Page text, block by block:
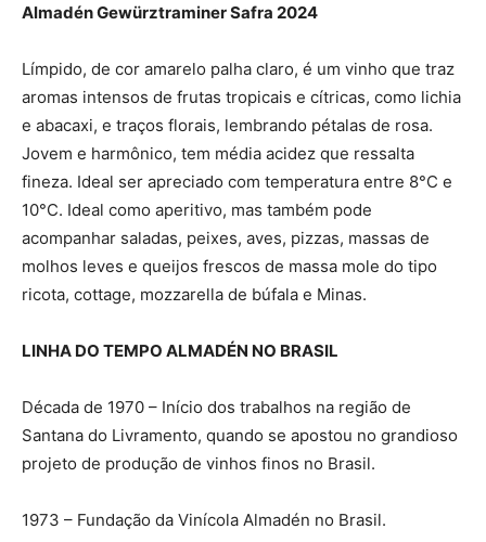
Almadén Gewürztraminer Safra 2024
Límpido, de cor amarelo palha claro, é um vinho que traz
aromas intensos de frutas tropicais e cítricas, como lichia
e abacaxi, e traços florais, lembrando pétalas de rosa.
Jovem e harmônico, tem média acidez que ressalta
fineza. Ideal ser apreciado com temperatura entre 8°C e
10°C. Ideal como aperitivo, mas também pode
acompanhar saladas, peixes, aves, pizzas, massas de
molhos leves e queijos frescos de massa mole do tipo
ricota, cottage, mozzarella de búfala e Minas.
LINHA DO TEMPO ALMADÉN NO BRASIL
Década de 1970 – Início dos trabalhos na região de
Santana do Livramento, quando se apostou no grandioso
projeto de produção de vinhos finos no Brasil.
1973 – Fundação da Vinícola Almadén no Brasil.